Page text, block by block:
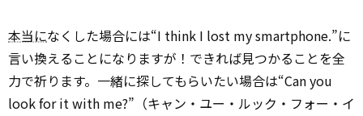
本当になくした場合には“I think I lost my smartphone.”に
言い換えることになりますが！できれば見つかることを全
力で祈ります。一緒に探してもらいたい場合は“Can you
look for it with me?”（キャン・ユー・ルック・フォー・イ